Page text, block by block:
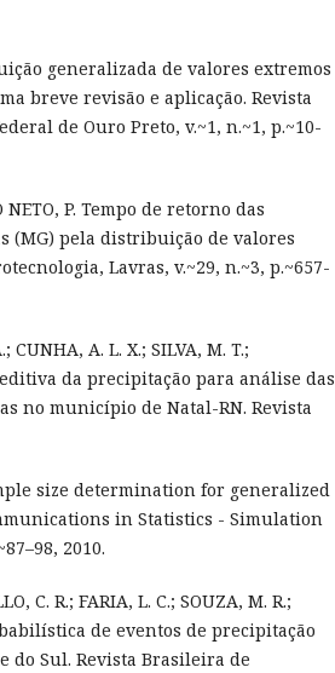
generalizada de valores extremos
breve revisão e aplicação. Revista
de Ouro Preto, v.~1, n.~1, p.~10-
NETO, P. Tempo de retorno das
(MG) pela distribuição de valores
Lavras, v.~29, n.~3, p.~657-
CUNHA, A. L. X.; SILVA, M. T.;
da precipitação para análise das
no município de Natal-RN. Revista
size determination for generalized
in Statistics - Simulation
2010.
C. R.; FARIA, L. C.; SOUZA, M. R.;
de eventos de precipitação
do Sul. Revista Brasileira de